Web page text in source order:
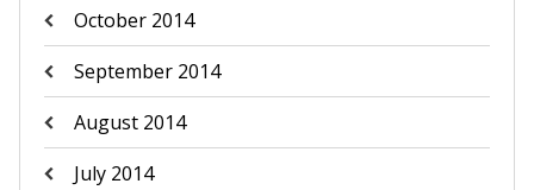
October 2014
September 2014
August 2014
July 2014